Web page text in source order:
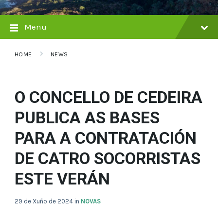
Menu
HOME NEWS
O CONCELLO DE CEDEIRA
PUBLICA AS BASES
PARA A CONTRATACIÓN
DE CATRO SOCORRISTAS
ESTE VERÁN
29 de Xuño de 2024 in NOVAS